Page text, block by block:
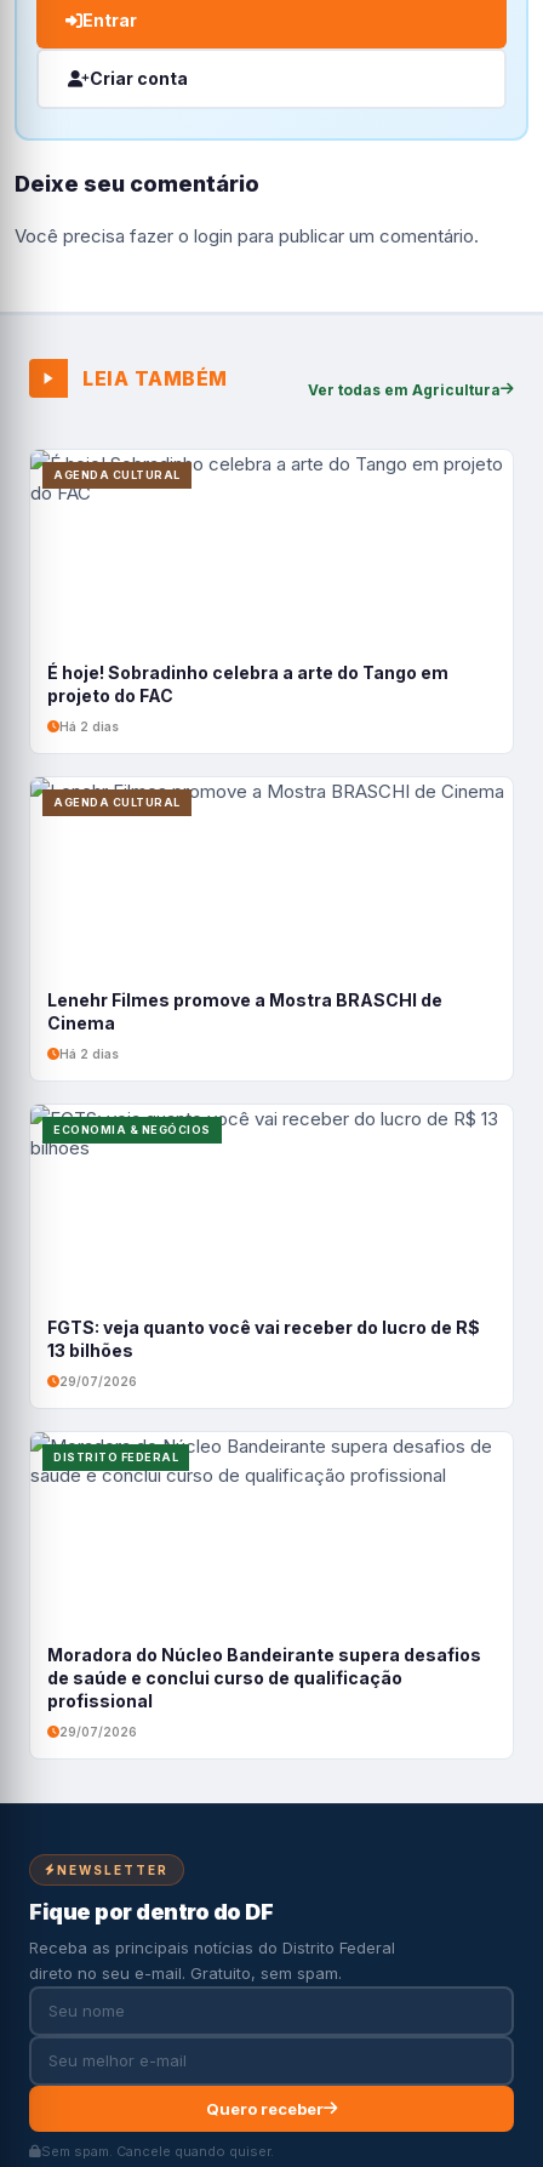
Entrar
Criar conta
Deixe seu comentário
Você precisa fazer o login para publicar um comentário.
LEIA TAMBÉM Ver todas em Agricultura
AGENDA CULTURAL
É hoje! Sobradinho celebra a arte do Tango em
projeto do FAC
Há 2 dias
AGENDA CULTURAL
Lenehr Filmes promove a Mostra BRASCHI de
Cinema
Há 2 dias
ECONOMIA & NEGÓCIOS
FGTS: veja quanto você vai receber do lucro de R$
13 bilhões
29/07/2026
DISTRITO FEDERAL
Moradora do Núcleo Bandeirante supera desafios
de saúde e conclui curso de qualificação
profissional
29/07/2026
NEWSLETTER
Fique por dentro do DF
Receba as principais notícias do Distrito Federal
direto no seu e-mail. Gratuito, sem spam.
Quero receber
Sem spam. Cancele quando quiser.